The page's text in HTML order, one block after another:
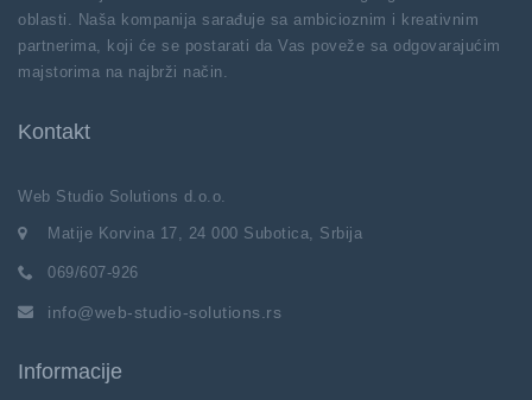
oblasti. Naša kompanija sarađuje sa ambicioznim i kreativnim
partnerima, koji će se postarati da Vas poveže sa odgovarajućim
majstorima na najbrži način.
Kontakt
Web Studio Solutions d.o.o.
Matije Korvina 17, 24 000 Subotica, Srbija
069/607-926
info@web-studio-solutions.rs
Informacije